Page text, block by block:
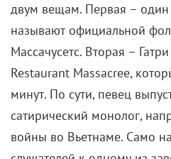
двум вещам. Первая – один
называют официальной
Массачусетс. Вторая –
Restaurant Massacree,
минут. По сути, певец
сатирический монолог,
войны во Вьетнаме. Само